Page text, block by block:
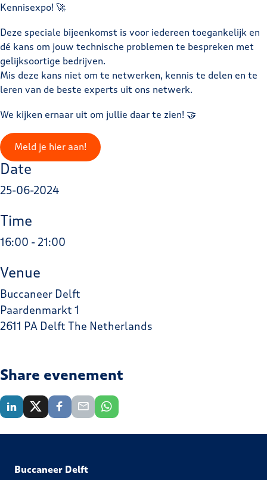
Kennisexpo! 🚀
Deze speciale bijeenkomst is voor iedereen toegankelijk en
dé kans om jouw technische problemen te bespreken met
gelijksoortige bedrijven.
Mis deze kans niet om te netwerken, kennis te delen en te
leren van de beste experts uit ons netwerk.
We kijken ernaar uit om jullie daar te zien! 🤝
Meld je hier aan!
Date
25-06-2024
Time
16:00 - 21:00
Venue
Buccaneer Delft
Paardenmarkt 1
2611 PA Delft The Netherlands
Share evenement
Buccaneer Delft